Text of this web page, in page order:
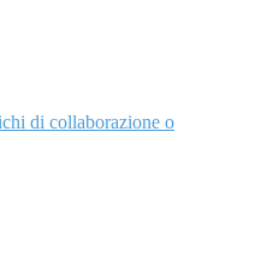
di collaborazione o